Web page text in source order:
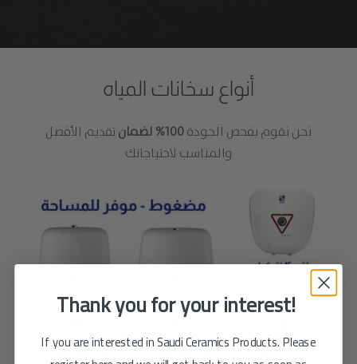
أنواع سخانات المياه
نحن نقوم بفحص الجودة100% لضمان
تقديم الأفضل
والمناسب لاحتياجاتك
Thank you for your interest!
If you are interested in Saudi Ceramics Products. Please